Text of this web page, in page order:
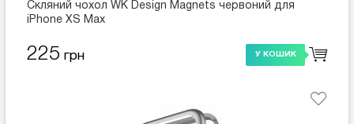
Скляний чохол WK Design Magnets червоний для
iPhone XS Max
225 грн У КОШИК